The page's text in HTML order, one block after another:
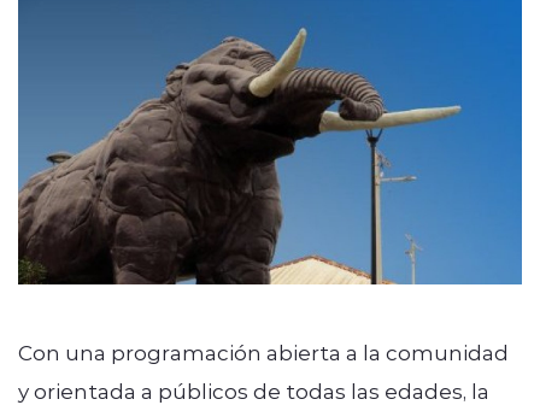
Con una programación abierta a la comunidad
y orientada a públicos de todas las edades, la